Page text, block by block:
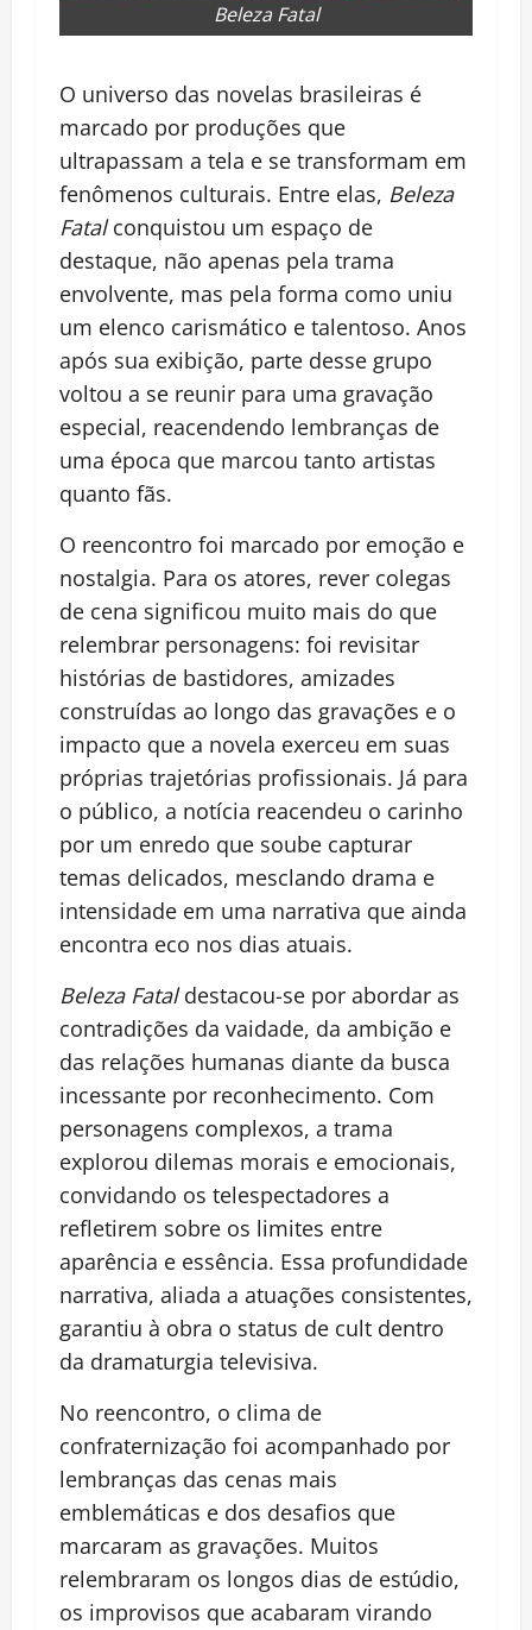
Beleza Fatal
O universo das novelas brasileiras é
marcado por produções que
ultrapassam a tela e se transformam em
fenômenos culturais. Entre elas, Beleza
Fatalconquistou um espaço de
destaque, não apenas pela trama
envolvente, mas pela forma como uniu
um elenco carismático e talentoso. Anos
após sua exibição, parte desse grupo
voltou a se reunir para uma gravação
especial, reacendendo lembranças de
uma época que marcou tanto artistas
quanto fãs.
O reencontro foi marcado por emoção e
nostalgia. Para os atores, rever colegas
de cena significou muito mais do que
relembrar personagens: foi revisitar
histórias de bastidores, amizades
construídas ao longo das gravações e o
impacto que a novela exerceu em suas
próprias trajetórias profissionais. Já para
o público, a notícia reacendeu o carinho
por um enredo que soube capturar
temas delicados, mesclando drama e
intensidade em uma narrativa que ainda
encontra eco nos dias atuais.
Beleza Fataldestacou-se por abordar as
contradições da vaidade, da ambição e
das relações humanas diante da busca
incessante por reconhecimento. Com
personagens complexos, a trama
explorou dilemas morais e emocionais,
convidando os telespectadores a
refletirem sobre os limites entre
aparência e essência. Essa profundidade
narrativa, aliada a atuações consistentes,
garantiu à obra o status de cult dentro
da dramaturgia televisiva.
No reencontro, o clima de
confraternização foi acompanhado por
lembranças das cenas mais
emblemáticas e dos desafios que
marcaram as gravações. Muitos
relembraram os longos dias de estúdio,
os improvisos que acabaram virando